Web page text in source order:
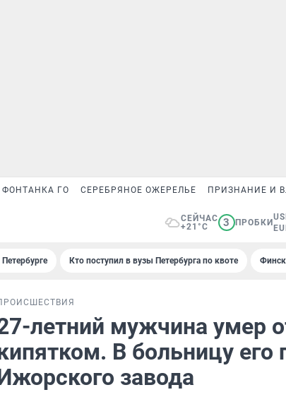
ФОНТАНКА ГО СЕРЕБРЯНОЕ ОЖЕРЕЛЬЕ ПРИЗНАНИЕ И
СЕЙЧАС
+21°C
3 ПРОБКИ
Кто поступил в вузы Петербурга по квоте
летний мужчина умер
В больницу его
завода